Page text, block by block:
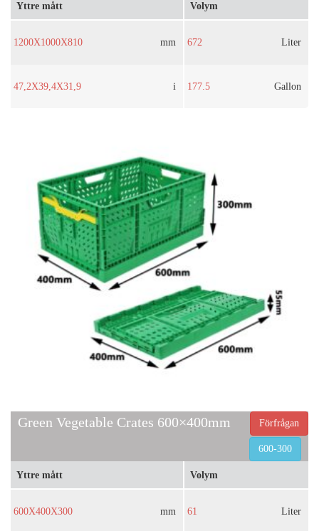
Yttre mått
1200X1000X810 mm
47,2X39,4X31,9 i
Volym
672 Liter
177.5 Gallon
Green Vegetable Crates 600×400mm Förfrågan
600-300
Yttre mått
600X400X300 mm
Volym
61 Liter